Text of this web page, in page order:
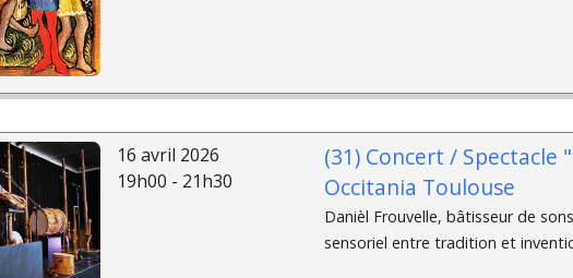
16 avril 2026
19h00 - 21h30
(31) Concert /
Occitania Toulouse
Danièl Frouvelle, bâtisseur de
sensoriel entre tradition et